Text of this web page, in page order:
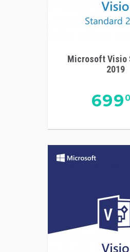
Microsoft Visio
2019
699